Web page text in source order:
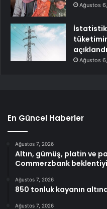
Ağustos
açıklandı
Ağustos
En Güncel Haberler
Ağustos 7, 2026
Altın, gümüş, platin ve
Commerzbank
Ağustos 7, 2026
850 tonluk kayanın
Ağustos 7, 2026